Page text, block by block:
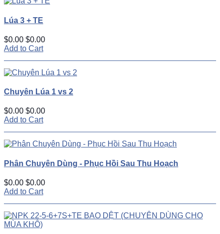
Lúa 3 + TE
$0.00 $0.00
Add to Cart
Chuyên Lúa 1 vs 2
$0.00 $0.00
Add to Cart
Phân Chuyên Dùng - Phục Hồi Sau Thu Hoạch
$0.00 $0.00
Add to Cart